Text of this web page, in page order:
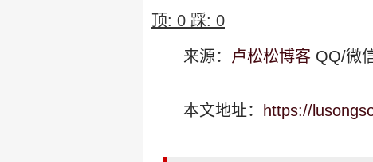
顶: 0 踩: 0
来源： 卢松松博客 QQ/微
本文地址： https://